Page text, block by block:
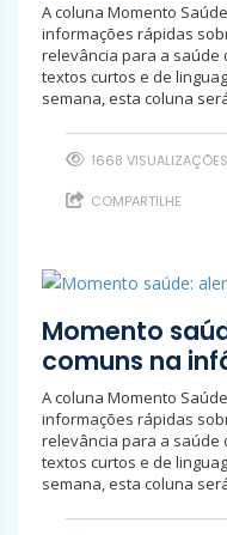
A coluna Momento
informações rápidas
relevância para a saúde
textos curtos e de
semana, esta coluna
1668 VISUALIZAÇÕES
COMPARTILHE
Momento
comuns na
A coluna Momento
informações rápidas
relevância para a saúde
textos curtos e de
semana, esta coluna